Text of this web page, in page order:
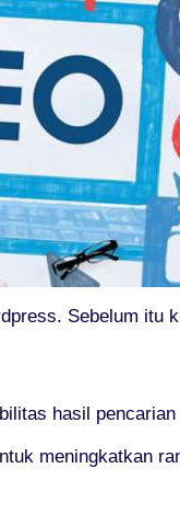
Sebelum itu
hasil
meningkatkan